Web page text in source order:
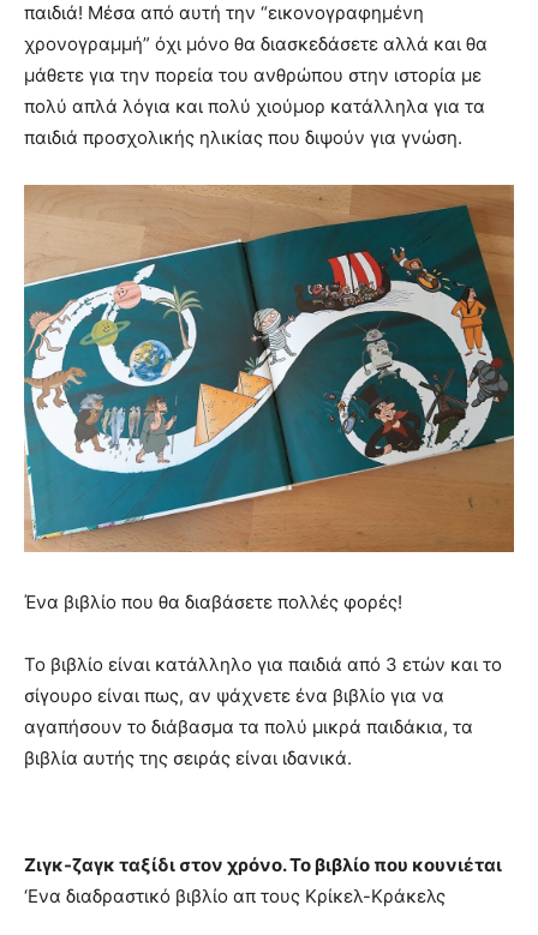
παιδιά! Μέσα από αυτή την “εικονογραφημένη
χρονογραμμή” όχι μόνο θα διασκεδάσετε αλλά και θα
μάθετε για την πορεία του ανθρώπου στην ιστορία με
πολύ απλά λόγια και πολύ χιούμορ κατάλληλα για τα
παιδιά προσχολικής ηλικίας που διψούν για γνώση.
Ένα βιβλίο που θα διαβάσετε πολλές φορές!
Το βιβλίο είναι κατάλληλο για παιδιά από 3 ετών και το
σίγουρο είναι πως, αν ψάχνετε ένα βιβλίο για να
αγαπήσουν το διάβασμα τα πολύ μικρά παιδάκια, τα
βιβλία αυτής της σειράς είναι ιδανικά.
Ζιγκ-ζαγκ ταξίδι στον χρόνο. Το βιβλίο που κουνιέται
‘Ενα διαδραστικό βιβλίο απ τους Κρίκελ-Κράκελς